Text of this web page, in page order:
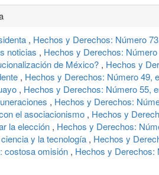
, Hechos y Derechos: Número
noticias , Hechos y Derechos:
de México? , Hechos y
, Hechos y Derechos: Número 49,
, Hechos y Derechos: Número 55,
, Hechos y Derechos:
el asociacionismo , Hechos y
la elección , Hechos y Derechos:
y la tecnología , Hechos y
costosa omisión , Hechos y Derechos: